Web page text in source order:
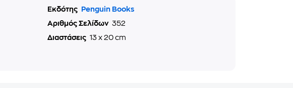
Εκδότης
Penguin Books
Αριθμός Σελίδων 352
Διαστάσεις 13 x 20 cm